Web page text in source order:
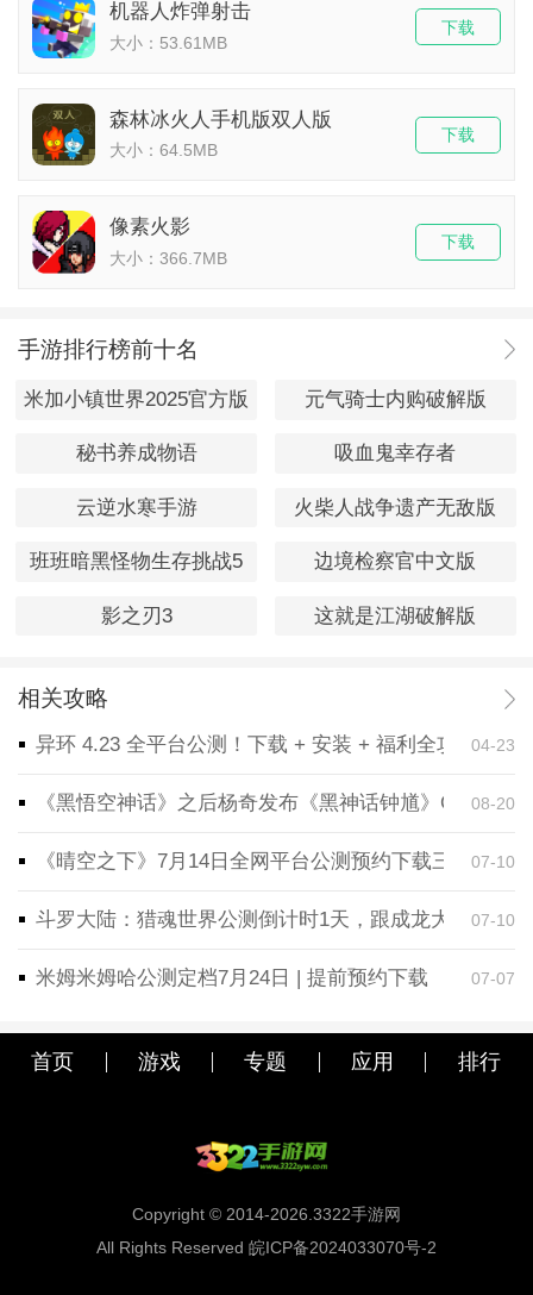
机器人炸弹射击
大小：53.61MB
下载
森林冰火人手机版双人版
大小：64.5MB
下载
像素火影
大小：366.7MB
下载
手游排行榜前十名
米加小镇世界2025官方版 元气骑士内购破解版
秘书养成物语 吸血鬼幸存者
云逆水寒手游 火柴人战争遗产无敌版
班班暗黑怪物生存挑战5 边境检察官中文版
影之刃3 这就是江湖破解版
相关攻略
异环 4.23 全平台公测！下载 + 安装 + 福利全攻略，一
04-23
《黑悟空神话》之后杨奇发布《黑神话钟馗》CG！预
08-20
《晴空之下》7月14日全网平台公测预约下载三端同步
07-10
斗罗大陆：猎魂世界公测倒计时1天，跟成龙大哥一起
07-10
米姆米姆哈公测定档7月24日 | 提前预约下载 07-07
首页 游戏 专题 应用 排行
Copyright © 2014-2026.3322手游网
All Rights Reserved 皖ICP备2024033070号-2